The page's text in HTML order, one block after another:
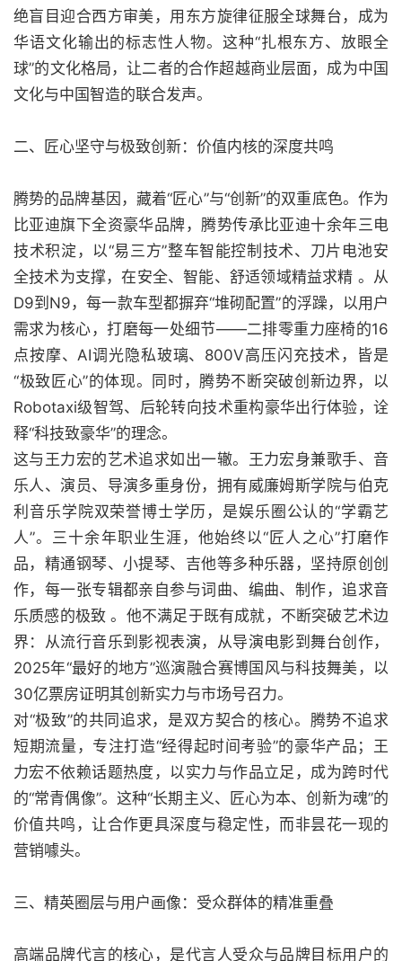
绝盲目迎合西方审美，用东方旋律征服全球舞台，成为
华语文化输出的标志性人物。这种“扎根东方、放眼全
球”的文化格局，让二者的合作超越商业层面，成为中国
文化与中国智造的联合发声。
二、匠心坚守与极致创新：价值内核的深度共鸣
腾势的品牌基因，藏着“匠心”与“创新”的双重底色。作为
比亚迪旗下全资豪华品牌，腾势传承比亚迪十余年三电
技术积淀，以“易三方”整车智能控制技术、刀片电池安
全技术为支撑，在安全、智能、舒适领域精益求精 。从
D9到N9，每一款车型都摒弃“堆砌配置”的浮躁，以用户
需求为核心，打磨每一处细节——二排零重力座椅的16
点按摩、AI调光隐私玻璃、800V高压闪充技术，皆是
“极致匠心”的体现。同时，腾势不断突破创新边界，以
Robotaxi级智驾、后轮转向技术重构豪华出行体验，诠
释“科技致豪华”的理念。
这与王力宏的艺术追求如出一辙。王力宏身兼歌手、音
乐人、演员、导演多重身份，拥有威廉姆斯学院与伯克
利音乐学院双荣誉博士学历，是娱乐圈公认的“学霸艺
人”。三十余年职业生涯，他始终以“匠人之心”打磨作
品，精通钢琴、小提琴、吉他等多种乐器，坚持原创创
作，每一张专辑都亲自参与词曲、编曲、制作，追求音
乐质感的极致 。他不满足于既有成就，不断突破艺术边
界：从流行音乐到影视表演，从导演电影到舞台创作，
2025年“最好的地方”巡演融合赛博国风与科技舞美，以
30亿票房证明其创新实力与市场号召力。
对“极致”的共同追求，是双方契合的核心。腾势不追求
短期流量，专注打造“经得起时间考验”的豪华产品；王
力宏不依赖话题热度，以实力与作品立足，成为跨时代
的“常青偶像”。这种“长期主义、匠心为本、创新为魂”的
价值共鸣，让合作更具深度与稳定性，而非昙花一现的
营销噱头。
三、精英圈层与用户画像：受众群体的精准重叠
高端品牌代言的核心，是代言人受众与品牌目标用户的